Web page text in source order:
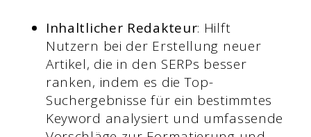
Inhaltlicher Redakteur: Hilft
Nutzern bei der Erstellung neuer
Artikel, die in den SERPs besser
ranken, indem es die Top-
Suchergebnisse für ein bestimmtes
Keyword analysiert und umfassende